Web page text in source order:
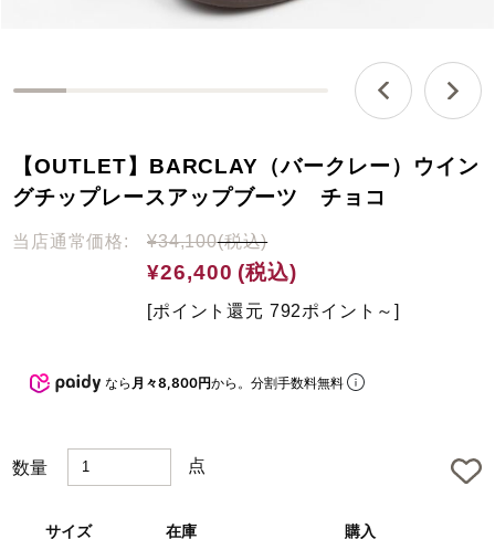
0
m
p
l
e
【OUTLET】BARCLAY（バークレー）ウイン
グチップレースアップブーツ チョコ
当店通常価格: ¥34,100(税込)
¥26,400 (税込)
[ポイント還元 792ポイント～]
なら 月々8,800円から。分割手数料無料
数量 点
サイズ 在庫 購入